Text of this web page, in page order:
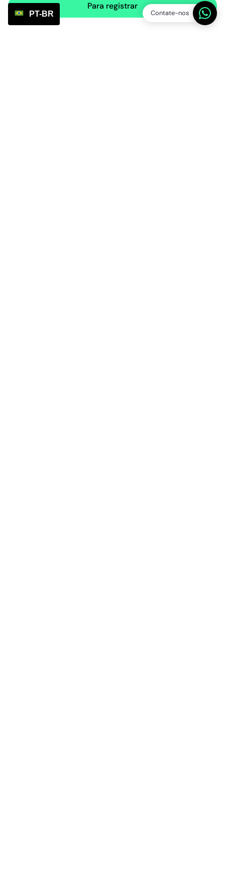
Contate-nos
Para registrar
PT-BR